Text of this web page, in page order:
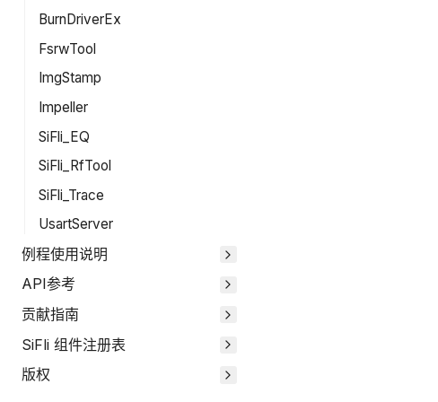
BurnDriverEx
FsrwTool
ImgStamp
Impeller
SiFli_EQ
SiFli_RfTool
SiFli_Trace
UsartServer
例程使用说明
API参考
贡献指南
SiFli 组件注册表
版权